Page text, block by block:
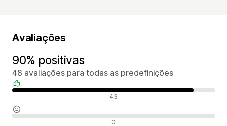
Avaliações
90% positivas
48 avaliações para todas as predefinições
Avaliações positivas 43
Avaliações neutras 0